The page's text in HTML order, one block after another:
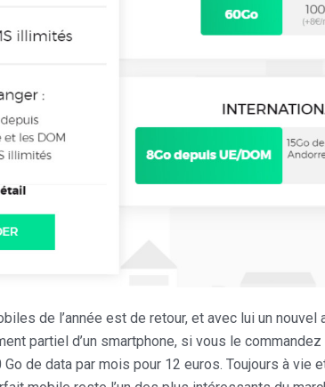
de l’année est de retour, et avec lui un nouvel
partiel d’un smartphone, si vous le
de data par mois pour 12 euros. Toujours à vie